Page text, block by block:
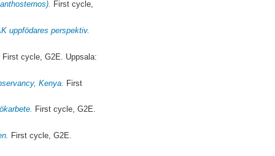
First cycle,
uppfödares perspektiv.
First cycle, G2E. Uppsala:
Kenya. First
First cycle, G2E.
First cycle, G2E.